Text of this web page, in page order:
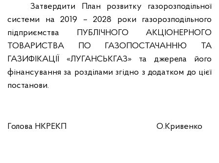
Затвердити План розвитку газорозподільної
системи на 2019 – 2028 роки газорозподільного
підприємства ПУБЛІЧНОГО АКЦІОНЕРНОГО
ТОВАРИСТВА ПО ГАЗОПОСТАЧАННЮ ТА
ГАЗИФІКАЦІЇ «ЛУГАНСЬКГАЗ» та джерела його
фінансування за розділами згідно з додатком до цієї
постанови.
Голова НКРЕКП О.Кривенко